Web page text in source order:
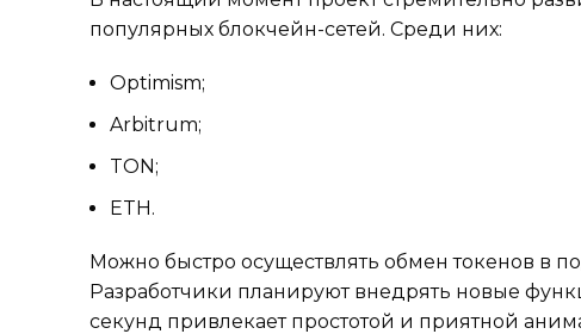
популярных блокчейн-сетей. Среди них:
Optimism;
Arbitrum;
TON;
ETH.
Можно быстро осуществлять обмен токенов в
Разработчики планируют внедрять новые
секунд привлекает простотой и приятной